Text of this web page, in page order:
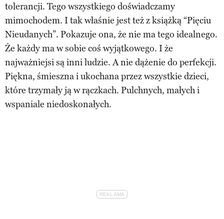
tolerancji. Tego wszystkiego doświadczamy
mimochodem. I tak właśnie jest też z książką “Pięciu
Nieudanych”. Pokazuje ona, że nie ma tego idealnego.
Że każdy ma w sobie coś wyjątkowego. I że
najważniejsi są inni ludzie. A nie dążenie do perfekcji.
Piękna, śmieszna i ukochana przez wszystkie dzieci,
które trzymały ją w rączkach. Pulchnych, małych i
wspaniale niedoskonałych.